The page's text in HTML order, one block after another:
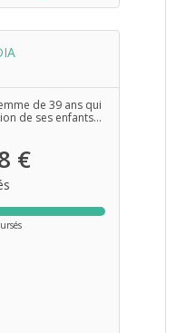
de 39 ans qui
de ses enfants...
€